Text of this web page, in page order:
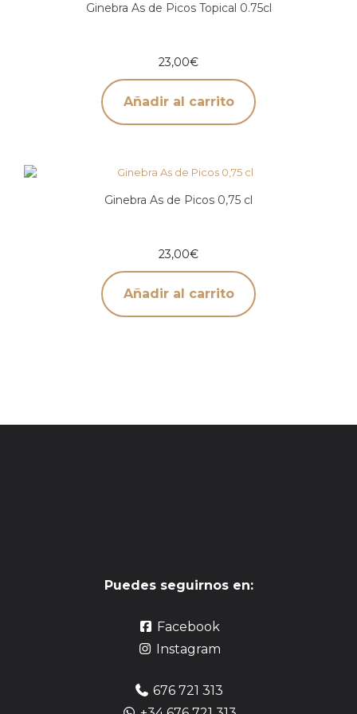
Ginebra As de Picos Topical 0.75cl
23,00€
Añadir al carrito
Ginebra As de Picos 0,75 cl
23,00€
Añadir al carrito
Puedes seguirnos en:
Facebook
Instagram
676 721 313